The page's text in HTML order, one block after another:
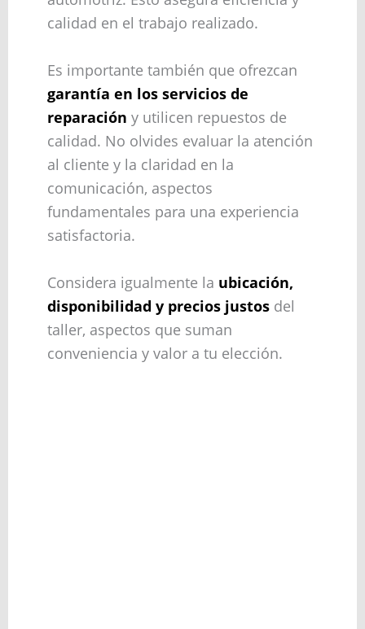
calidad en el trabajo realizado.
Es importante también que ofrezcan
garantía en los servicios de
reparación y utilicen repuestos de
calidad. No olvides evaluar la atención
al cliente y la claridad en la
comunicación, aspectos
fundamentales para una experiencia
satisfactoria.
Considera igualmente la ubicación,
disponibilidad y precios justosdel
taller, aspectos que suman
conveniencia y valor a tu elección.